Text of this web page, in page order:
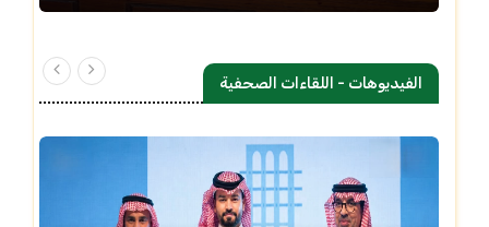
الفيديوهات - اللقاءات الصحفية